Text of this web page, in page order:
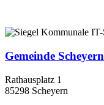
Gemeinde Scheyern
Rathausplatz 1
85298 Scheyern